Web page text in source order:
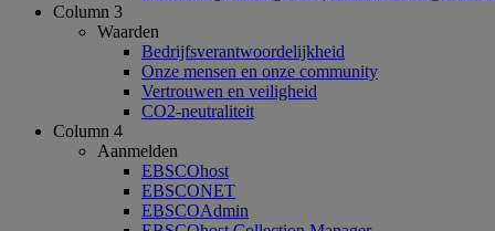
Column 3
Waarden
Bedrijfsverantwoordelijkheid
Onze mensen en onze community
Vertrouwen en veiligheid
CO2-neutraliteit
Column 4
Aanmelden
EBSCOhost
EBSCONET
EBSCOAdmin